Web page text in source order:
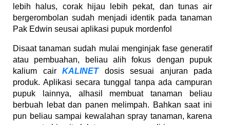
lebih halus, corak hijau lebih pekat, dan tunas air
bergerombolan sudah menjadi identik pada tanaman
Pak Edwin seusai aplikasi pupuk mordenfol
Disaat tanaman sudah mulai menginjak fase generatif
atau pembuahan, beliau alih fokus dengan pupuk
kalium cair KALINETdosis sesuai anjuran pada
produk. Aplikasi secara tunggal tanpa ada campuran
pupuk lainnya, alhasil membuat tanaman beliau
berbuah lebat dan panen melimpah. Bahkan saat ini
pun beliau sampai kewalahan spray tanaman, karena